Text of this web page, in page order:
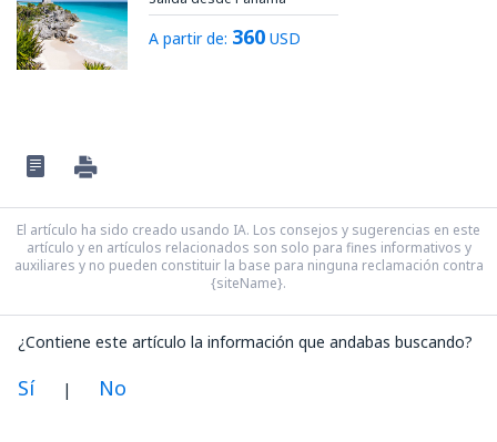
A partir de: 360 USD
El artículo ha sido creado usando IA. Los consejos y sugerencias en este
artículo y en artículos relacionados son solo para fines informativos y
auxiliares y no pueden constituir la base para ninguna reclamación contra
{siteName}.
¿Contiene este artículo la información que andabas buscando?
Sí | No